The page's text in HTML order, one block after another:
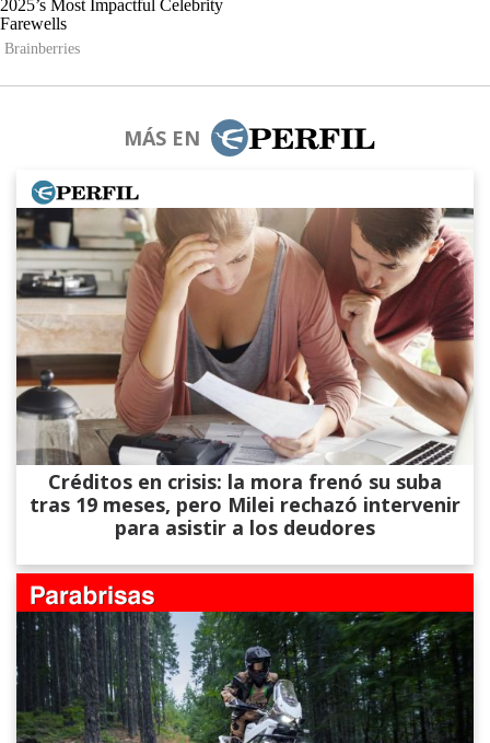
MÁS EN
Créditos en crisis: la mora frenó su suba
tras 19 meses, pero Milei rechazó intervenir
para asistir a los deudores